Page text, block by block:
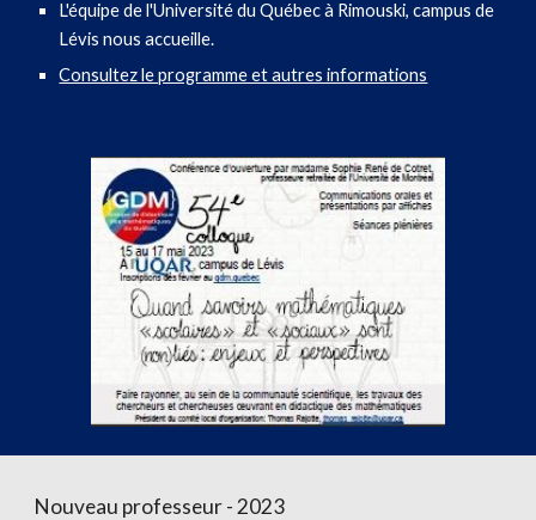
L'équipe de l'Université du Québec à Rimouski, campus de
Lévis nous accueille.
Consultez le programme et autres informations
Nouveau professeur - 2023